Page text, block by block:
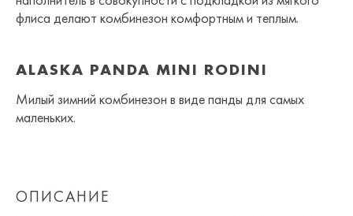
флиса делают комбинезон комфортным и теплым.
ALASKA PANDA MINI RODINI
Милый зимний комбинезон в виде панды для самых
маленьких.
ОПИСАНИЕ